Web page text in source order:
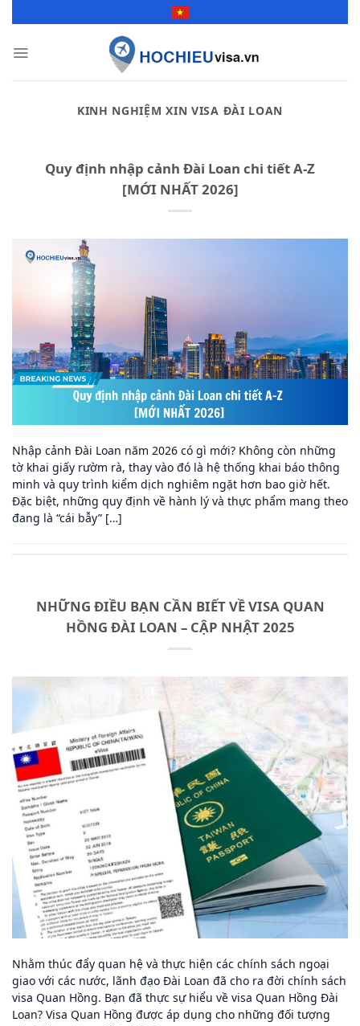
KINH NGHIỆM XIN VISA ĐÀI LOAN
Quy định nhập cảnh Đài Loan chi tiết A-Z
[MỚI NHẤT 2026]
Nhập cảnh Đài Loan năm 2026 có gì mới? Không còn những
tờ khai giấy rườm rà, thay vào đó là hệ thống khai báo thông
minh và quy trình kiểm dịch nghiêm ngặt hơn bao giờ hết.
Đặc biệt, những quy định về hành lý và thực phẩm mang theo
đang là “cái bẫy” […]
NHỮNG ĐIỀU BẠN CẦN BIẾT VỀ VISA QUAN
HỒNG ĐÀI LOAN – CẬP NHẬT 2025
Nhằm thúc đẩy quan hệ và thực hiện các chính sách ngoại
giao với các nước, lãnh đạo Đài Loan đã cho ra đời chính sách
visa Quan Hồng. Bạn đã thực sự hiểu về visa Quan Hồng Đài
Loan? Visa Quan Hồng được áp dụng cho những đối tượng